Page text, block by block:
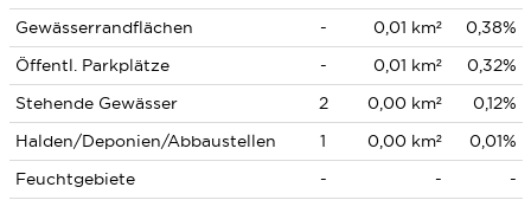
Gewässerrandflächen
- 0,01 km²
0,38%
Öffentl. Parkplätze
- 0,01 km²
0,32%
Stehende Gewässer
2 0,00 km²
0,12%
Halden/Deponien/Abbaustellen
1 0,00 km²
0,01%
Feuchtgebiete
- - -